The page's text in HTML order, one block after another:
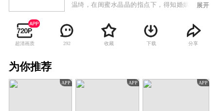
温绮，在闺蜜水晶晶的指点下，得知婚姻中的情
人之身，携手小三陈珊珊一起复仇“渣男”。
展开
超清画质 292 收藏 下载 分享
为你推荐
APP APP APP